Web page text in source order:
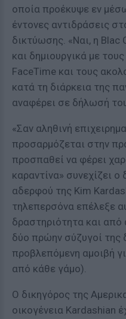
οποία προέκυψε εν
έντονες αντιδράσεις
δικτύωσης. «Ναι, η Blac
και δημιουργικά με
FaceTime και τους
κατά τη διάρκεια της
αναφέρει σε δήλωσή
«Σαν αληθινή
προσαρμόζεται στην
προσπαθεί να φέρει
καραντίνα» συνεχίζει
αδερφού της Kim
τηλεπερσόνα επέλεξε
δραστηριότητα και
δύο πρώην σύζυγοί της
προβλεπόμενη αμοιβή
από κάθε γάμο).
Ο δικηγόρος της
οικογένεια Kardashian